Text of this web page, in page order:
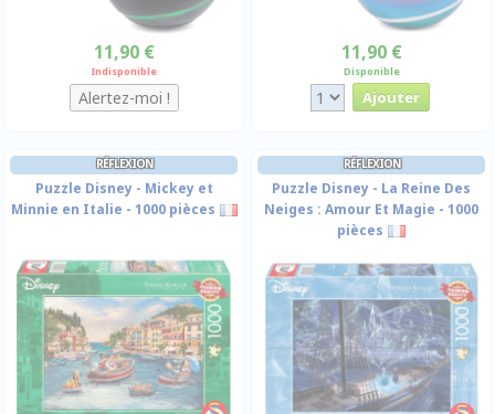
11,90 €
Indisponible
11,90 €
Disponible
RÉFLEXION
Puzzle Disney - Mickey et
Minnie en Italie - 1000 pièces
RÉFLEXION
Puzzle Disney - La Reine Des
Neiges : Amour Et Magie - 1000
pièces